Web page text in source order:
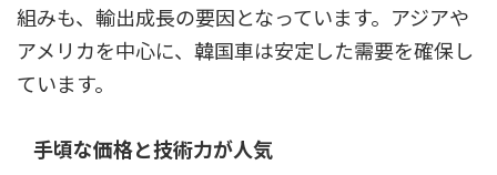
組みも、輸出成長の要因となっています。アジアや
アメリカを中心に、韓国車は安定した需要を確保し
ています。
手頃な価格と技術力が人気